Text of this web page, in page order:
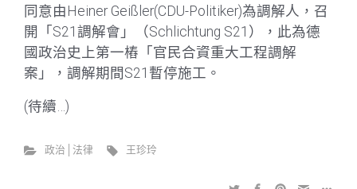
同意由Heiner Geißler(CDU-Politiker)為調解人，召
開「S21調解會」（Schlichtung S21），此為德
國政治史上第一樁「官民合資重大工程調解
案」，調解期間S21暫停施工。
(待續…)
政治│法律 王珍玲